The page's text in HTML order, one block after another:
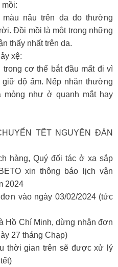
nâu trên da do thường
Đồi mồi là một trong những
thấy nhất trên da.
xệ:
cơ thể bắt đầu mất đi vì
độ ẩm. Nếp nhăn thường
như ở quanh mắt hay
TẾT NGUYÊN ĐÁN
hàng, Quý đối tác ở xa sắp
xin thông báo lịch vận
2024
vào ngày 03/02/2024 (tức
Hồ Chí Minh, dừng nhận đơn
27 tháng Chạp)
thời gian trên sẽ được xử lý